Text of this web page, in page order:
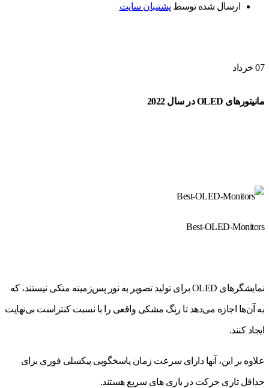
ارسال شده توسط پشتیبان سایت
07 خرداد
مانیتورهای OLED در سال 2022
Best-OLED-Monitors
نمایشگرهای OLED برای تولید تصویر به نور پس‌زمینه متکی نیستند، که
به آن‌ها اجازه می‌دهد تا رنگ مشکی واقعی را با نسبت کنتراست بی‌نهایت
ایجاد کنند.
علاوه بر این، آنها دارای سرعت زمان پاسخگویی پیکسلی فوری برای
حداقل تاری حرکت در بازی های سریع هستند.